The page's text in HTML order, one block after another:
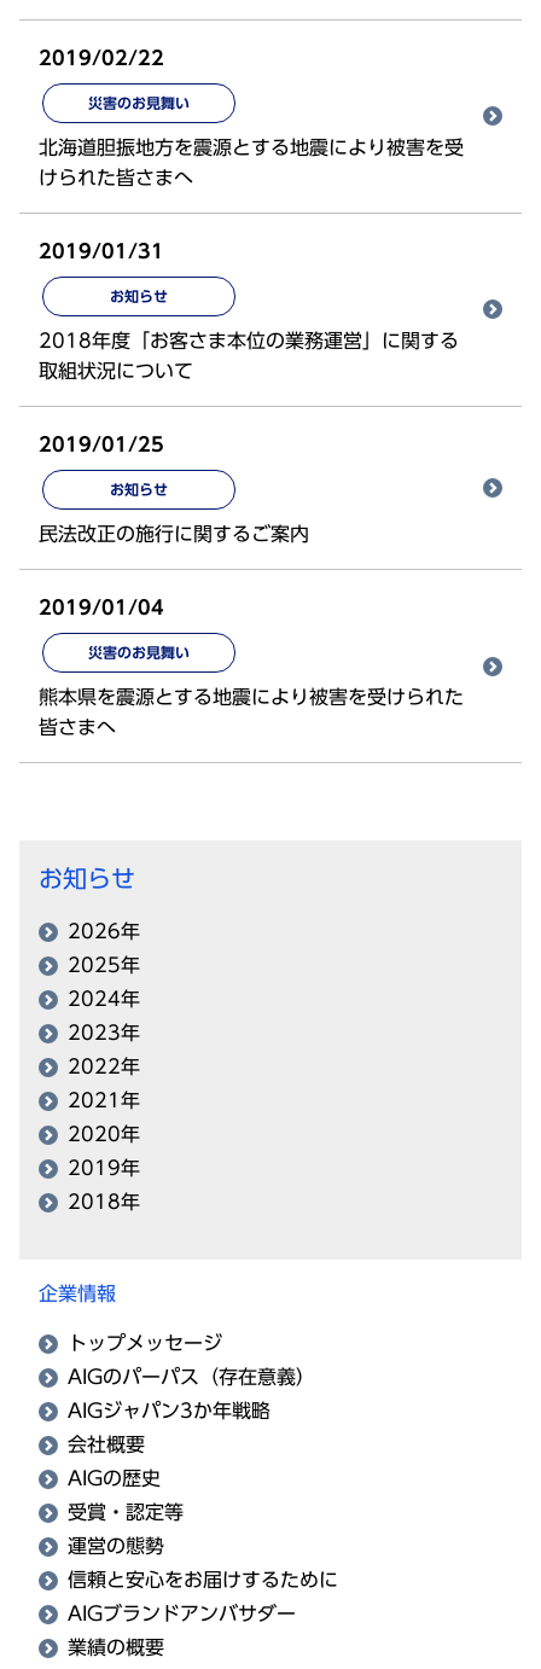
2019/02/22
災害のお見舞い
北海道胆振地方を震源とする地震により被害を受
けられた皆さまへ
2019/01/31
お知らせ
2018年度「お客さま本位の業務運営」に関する
取組状況について
2019/01/25
お知らせ
民法改正の施行に関するご案内
2019/01/04
災害のお見舞い
熊本県を震源とする地震により被害を受けられた
皆さまへ
お知らせ
2026年
2025年
2024年
2023年
2022年
2021年
2020年
2019年
2018年
企業情報
トップメッセージ
AIGのパーパス（存在意義）
AIGジャパン3か年戦略
会社概要
AIGの歴史
受賞・認定等
運営の態勢
信頼と安心をお届けするために
AIGブランドアンバサダー
業績の概要